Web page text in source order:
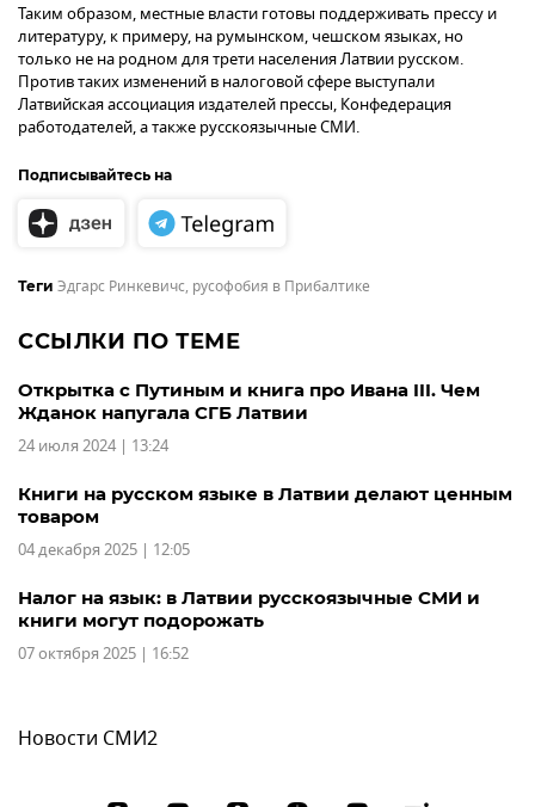
Таким образом, местные власти готовы поддерживать прессу и
литературу, к примеру, на румынском, чешском языках, но
только не на родном для трети населения Латвии русском.
Против таких изменений в налоговой сфере выступали
Латвийская ассоциация издателей прессы, Конфедерация
работодателей, а также русскоязычные СМИ.
Подписывайтесь на
Теги Эдгарс Ринкевичс, русофобия в Прибалтике
ССЫЛКИ ПО ТЕМЕ
Открытка с Путиным и книга про Ивана III. Чем
Жданок напугала СГБ Латвии
24 июля 2024 | 13:24
Книги на русском языке в Латвии делают ценным
товаром
04 декабря 2025 | 12:05
Налог на язык: в Латвии русскоязычные СМИ и
книги могут подорожать
07 октября 2025 | 16:52
Новости СМИ2